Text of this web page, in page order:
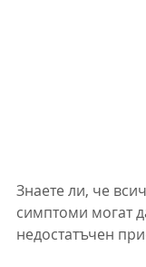
Знаете ли, че
симптоми могат
недостатъчен